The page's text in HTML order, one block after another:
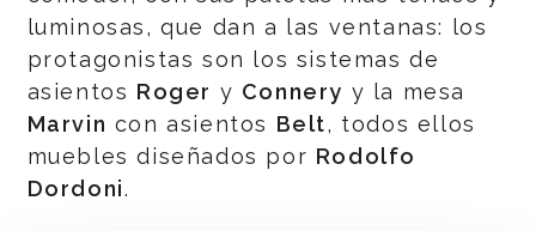
luminosas, que dan a las ventanas: los
protagonistas son los sistemas de
asientos Roger y Connery y la mesa
Marvin con asientos Belt, todos ellos
muebles diseñados por Rodolfo
Dordoni.